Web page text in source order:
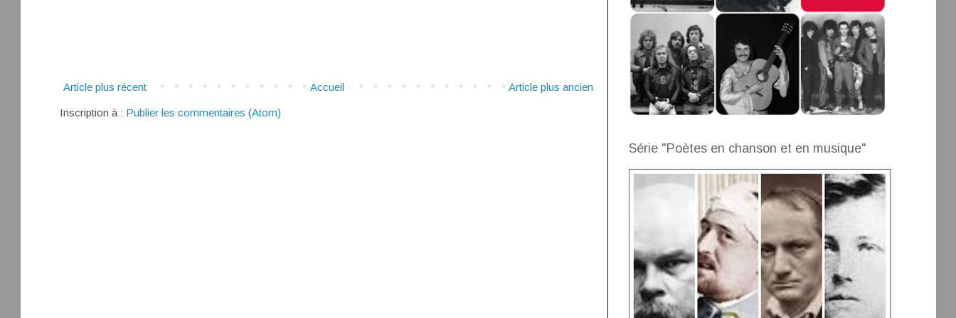
Article plus récent Article plus ancien
Accueil
Inscription à : Publier les commentaires (Atom)
Série "Poètes en chanson et en musique"